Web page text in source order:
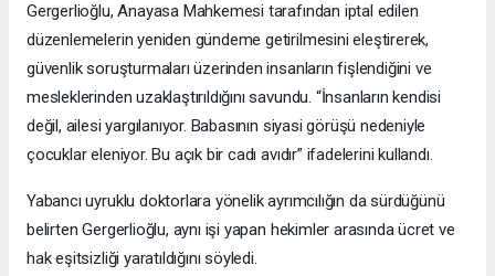
Gergerlioğlu, Anayasa Mahkemesi tarafından iptal edilen
düzenlemelerin yeniden gündeme getirilmesini eleştirerek,
güvenlik soruşturmaları üzerinden insanların fişlendiğini ve
mesleklerinden uzaklaştırıldığını savundu. “İnsanların kendisi
değil, ailesi yargılanıyor. Babasının siyasi görüşü nedeniyle
çocuklar eleniyor. Bu açık bir cadı avıdır” ifadelerini kullandı.
Yabancı uyruklu doktorlara yönelik ayrımcılığın da sürdüğünü
belirten Gergerlioğlu, aynı işi yapan hekimler arasında ücret ve
hak eşitsizliği yaratıldığını söyledi.